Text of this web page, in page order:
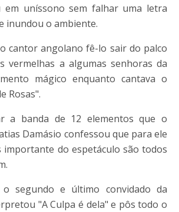
uníssono sem falhar uma letra
inundou o ambiente.
cantor angolano fê-lo sair do palco
vermelhas a algumas senhoras da
mágico enquanto cantava o
Rosas".
a banda de 12 elementos que o
Damásio confessou que para ele
importante do espetáculo são todos
segundo e último convidado da
"A Culpa é dela" e pôs todo o